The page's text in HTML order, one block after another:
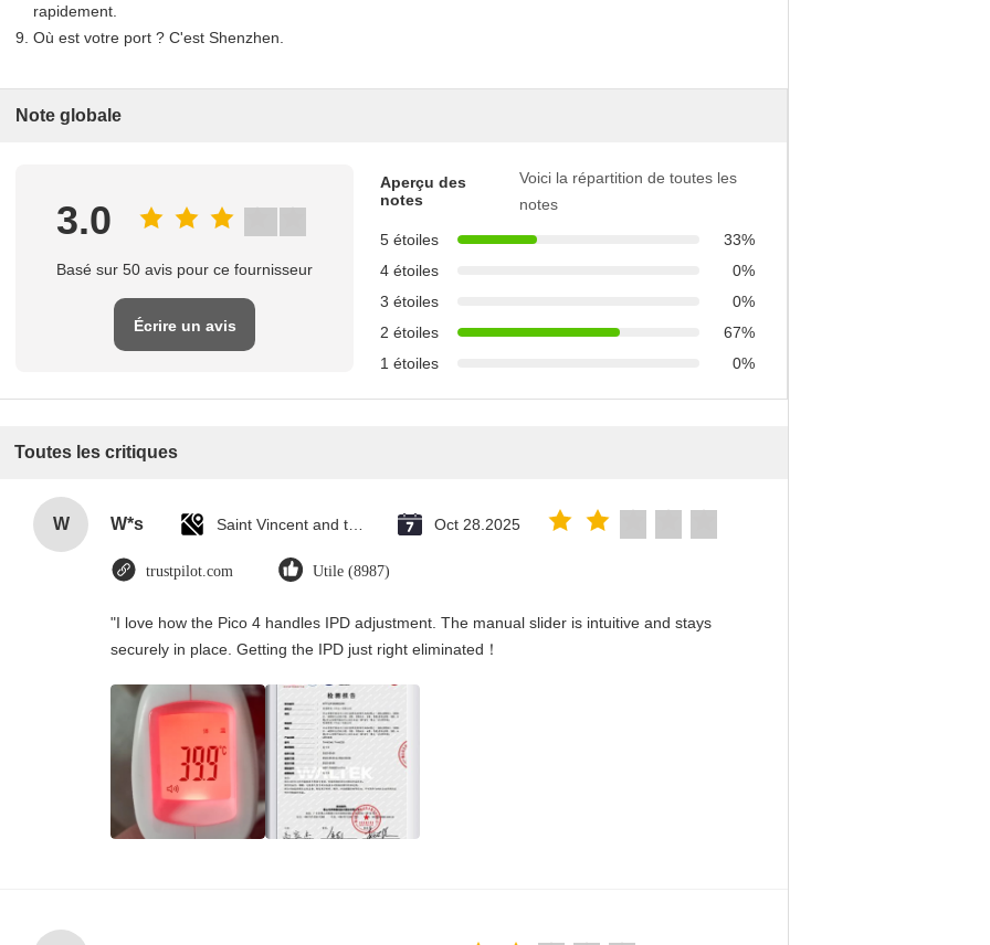
rapidement.
Où est votre port ? C'est Shenzhen.
Note globale
3.0
Basé sur 50 avis pour ce fournisseur
Écrire un avis
Aperçu des
notes
Voici la répartition de toutes les
notes
5 étoiles
33%
4 étoiles
0%
3 étoiles
0%
2 étoiles
67%
1 étoiles
0%
Toutes les critiques
W W*s Oct 28.2025
trustpilot.com Utile (8987)
"I love how the Pico 4 handles IPD adjustment. The manual slider is intuitive and stays
securely in place. Getting the IPD just right eliminated！